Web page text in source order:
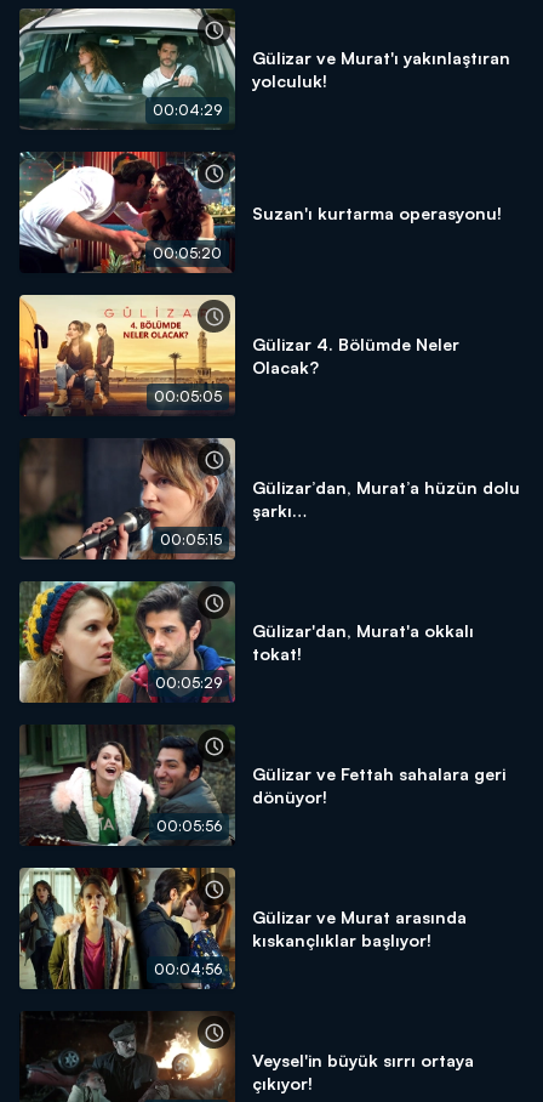
00:04:29
Gülizar ve Murat'ı yakınlaştıran
yolculuk!
00:05:20
Suzan'ı kurtarma operasyonu!
00:05:05
Gülizar 4. Bölümde Neler
Olacak?
00:05:15
Gülizar’dan, Murat’a hüzün dolu
şarkı…
00:05:29
Gülizar'dan, Murat'a okkalı
tokat!
00:05:56
Gülizar ve Fettah sahalara geri
dönüyor!
00:04:56
Gülizar ve Murat arasında
kıskançlıklar başlıyor!
Veysel'in büyük sırrı ortaya
çıkıyor!